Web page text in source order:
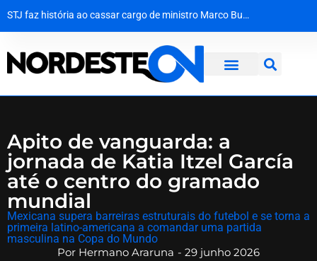
STJ faz história ao cassar cargo de ministro Marco Buzzi por assédio e importunação sexualQuando a escola se recusa a ver: a falha de acolhimento diante do abuso escolarJustiça da Paraíba decide que recoleta de sangue em bebê é medida de segurança e não gera dano moral
Agevisa celebra Dia Nacional da Vigilância Sanitária e reforça compromisso com a defesa da saúde pública
Apito de vanguarda: a
jornada de Katia Itzel García
até o centro do gramado
mundial
​Mexicana supera barreiras estruturais do futebol e se torna a
primeira latino-americana a comandar uma partida
masculina na Copa do Mundo
Por Hermano Araruna - 29 junho 2026